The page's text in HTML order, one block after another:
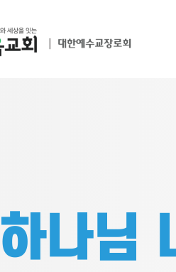
하나님